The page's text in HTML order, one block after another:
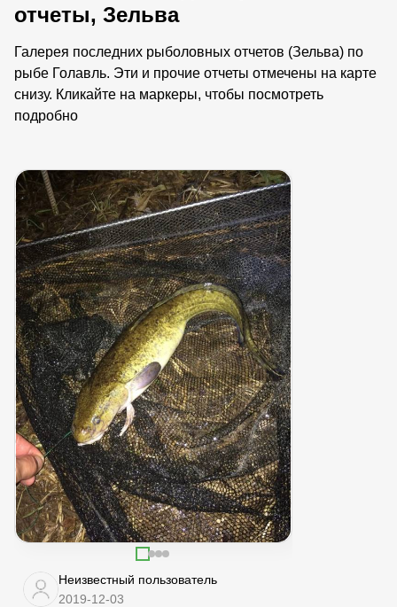
отчеты, Зельва
Галерея последних рыболовных отчетов (Зельва) по
рыбе Голавль. Эти и прочие отчеты отмечены на карте
снизу. Кликайте на маркеры, чтобы посмотреть
подробно
Неизвестный пользователь
2019-12-03